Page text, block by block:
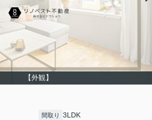
【外観】
間取り 3LDK